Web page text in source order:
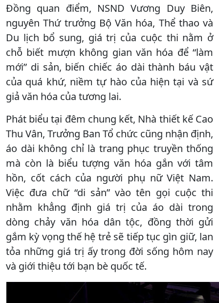
Đồng quan điểm, NSND Vương Duy Biên,
nguyên Thứ trưởng Bộ Văn hóa, Thể thao và
Du lịch bổ sung, giá trị của cuộc thi nằm ở
chỗ biết mượn không gian văn hóa để “làm
mới” di sản, biến chiếc áo dài thành báu vật
của quá khứ, niềm tự hào của hiện tại và sứ
giả văn hóa của tương lai.
Phát biểu tại đêm chung kết, Nhà thiết kế Cao
Thu Vân, Trưởng Ban Tổ chức cũng nhận định,
áo dài không chỉ là trang phục truyền thống
mà còn là biểu tượng văn hóa gắn với tâm
hồn, cốt cách của người phụ nữ Việt Nam.
Việc đưa chữ “di sản” vào tên gọi cuộc thi
nhằm khẳng định giá trị của áo dài trong
dòng chảy văn hóa dân tộc, đồng thời gửi
gắm kỳ vọng thế hệ trẻ sẽ tiếp tục gìn giữ, lan
tỏa những giá trị ấy trong đời sống hôm nay
và giới thiệu tới bạn bè quốc tế.